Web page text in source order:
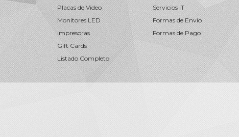
Placas de Video
Monitores LED
Impresoras
Gift Cards
Listado Completo
Servicios IT
Formas de Envío
Formas de Pago